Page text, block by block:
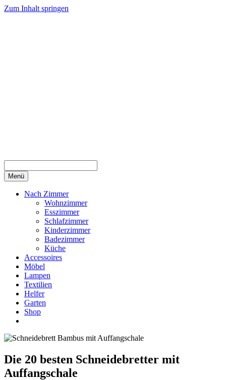
Zum Inhalt springen
Menü
Nach Zimmer
Wohnzimmer
Esszimmer
Schlafzimmer
Kinderzimmer
Badezimmer
Küche
Accessoires
Möbel
Lampen
Textilien
Helfer
Garten
Shop
Die 20 besten Schneidebretter mit
Auffangschale